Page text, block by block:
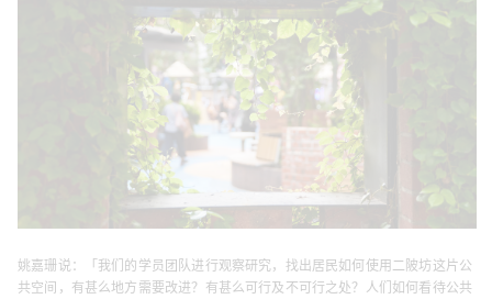
姚嘉珊说：「我们的学员团队进行观察研究，找出居民如何使用二陂坊这片公
共空间，有甚么地方需要改进？有甚么可行及不可行之处？人们如何看待公共